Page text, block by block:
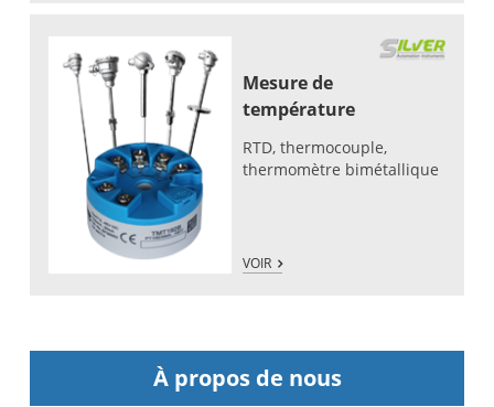
Mesure de
température
RTD, thermocouple,
thermomètre bimétallique
VOIR
À propos de nous